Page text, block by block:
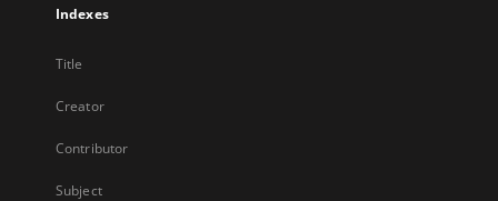
Indexes
Title
Creator
Contributor
Subject